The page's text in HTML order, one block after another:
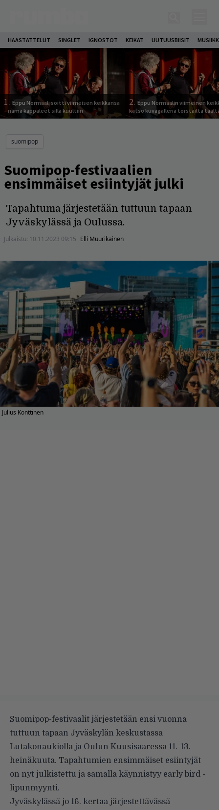
HAASTATTELUT SINGLET IGNOSTOT KEIKAT UUTUUSBIISIT
1. Eppu Normaali soitti viimeisen keikkansa
– nämä kappaleet sillä kuultiin
2. Eppu Normaalin viimeinen
katso kuvagalleria torstailta
suomipop
Suomipop-festivaalien
ensimmäiset esiintyjät julki
Tapahtuma järjestetään tuttuun tapaan
Jyväskylässä ja Oulussa.
Julkaistu: 10.11.2023 09:15 Elli Muurikainen
Julius Konttinen
Suomipop-festivaalit järjestetään ensi vuonna
tuttuun tapaan Jyväskylän keskustassa
Lutakonaukiolla ja Oulun Kuusisaaressa 11.-13.
heinäkuuta. Tapahtumien ensimmäiset esiintyjät
on nyt julkistettu ja samalla käynnistyy early bird -
lipunmyynti.
Jyväskylässä jo 16. kertaa järjestettävässä